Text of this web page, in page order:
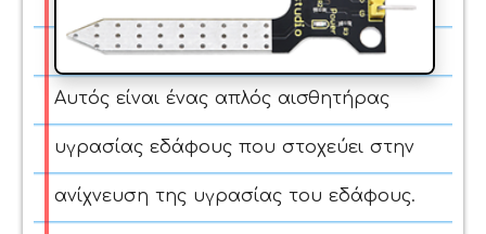
Αυτός είναι ένας απλός αισθητήρας
υγρασίας εδάφους που στοχεύει στην
ανίχνευση της υγρασίας του εδάφους.